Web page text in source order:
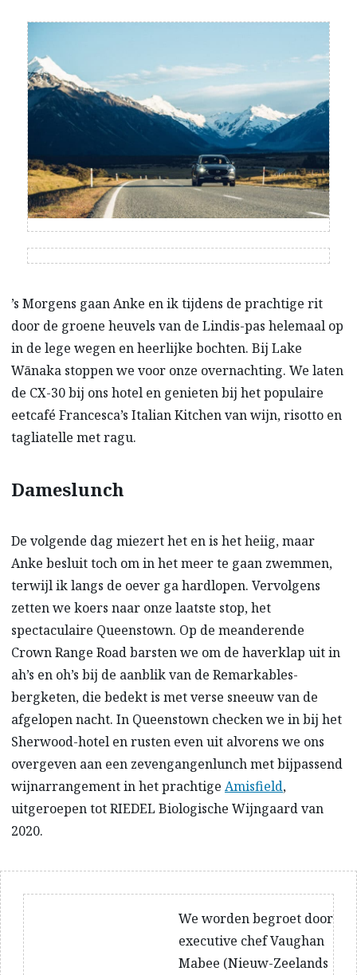
’s Morgens gaan Anke en ik tijdens de prachtige rit
door de groene heuvels van de Lindis-pas helemaal op
in de lege wegen en heerlijke bochten. Bij Lake
Wānaka stoppen we voor onze overnachting. We laten
de CX-30 bij ons hotel en genieten bij het populaire
eetcafé Francesca’s Italian Kitchen van wijn, risotto en
tagliatelle met ragu.
Dameslunch
De volgende dag miezert het en is het heiig, maar
Anke besluit toch om in het meer te gaan zwemmen,
terwijl ik langs de oever ga hardlopen. Vervolgens
zetten we koers naar onze laatste stop, het
spectaculaire Queenstown. Op de meanderende
Crown Range Road barsten we om de haverklap uit in
ah’s en oh’s bij de aanblik van de Remarkables-
bergketen, die bedekt is met verse sneeuw van de
afgelopen nacht. In Queenstown checken we in bij het
Sherwood-hotel en rusten even uit alvorens we ons
overgeven aan een zevengangenlunch met bijpassend
wijnarrangement in het prachtige Amisfield,
uitgeroepen tot RIEDEL Biologische Wijngaard van
2020.
We worden begroet door
executive chef Vaughan
Mabee (Nieuw-Zeelands